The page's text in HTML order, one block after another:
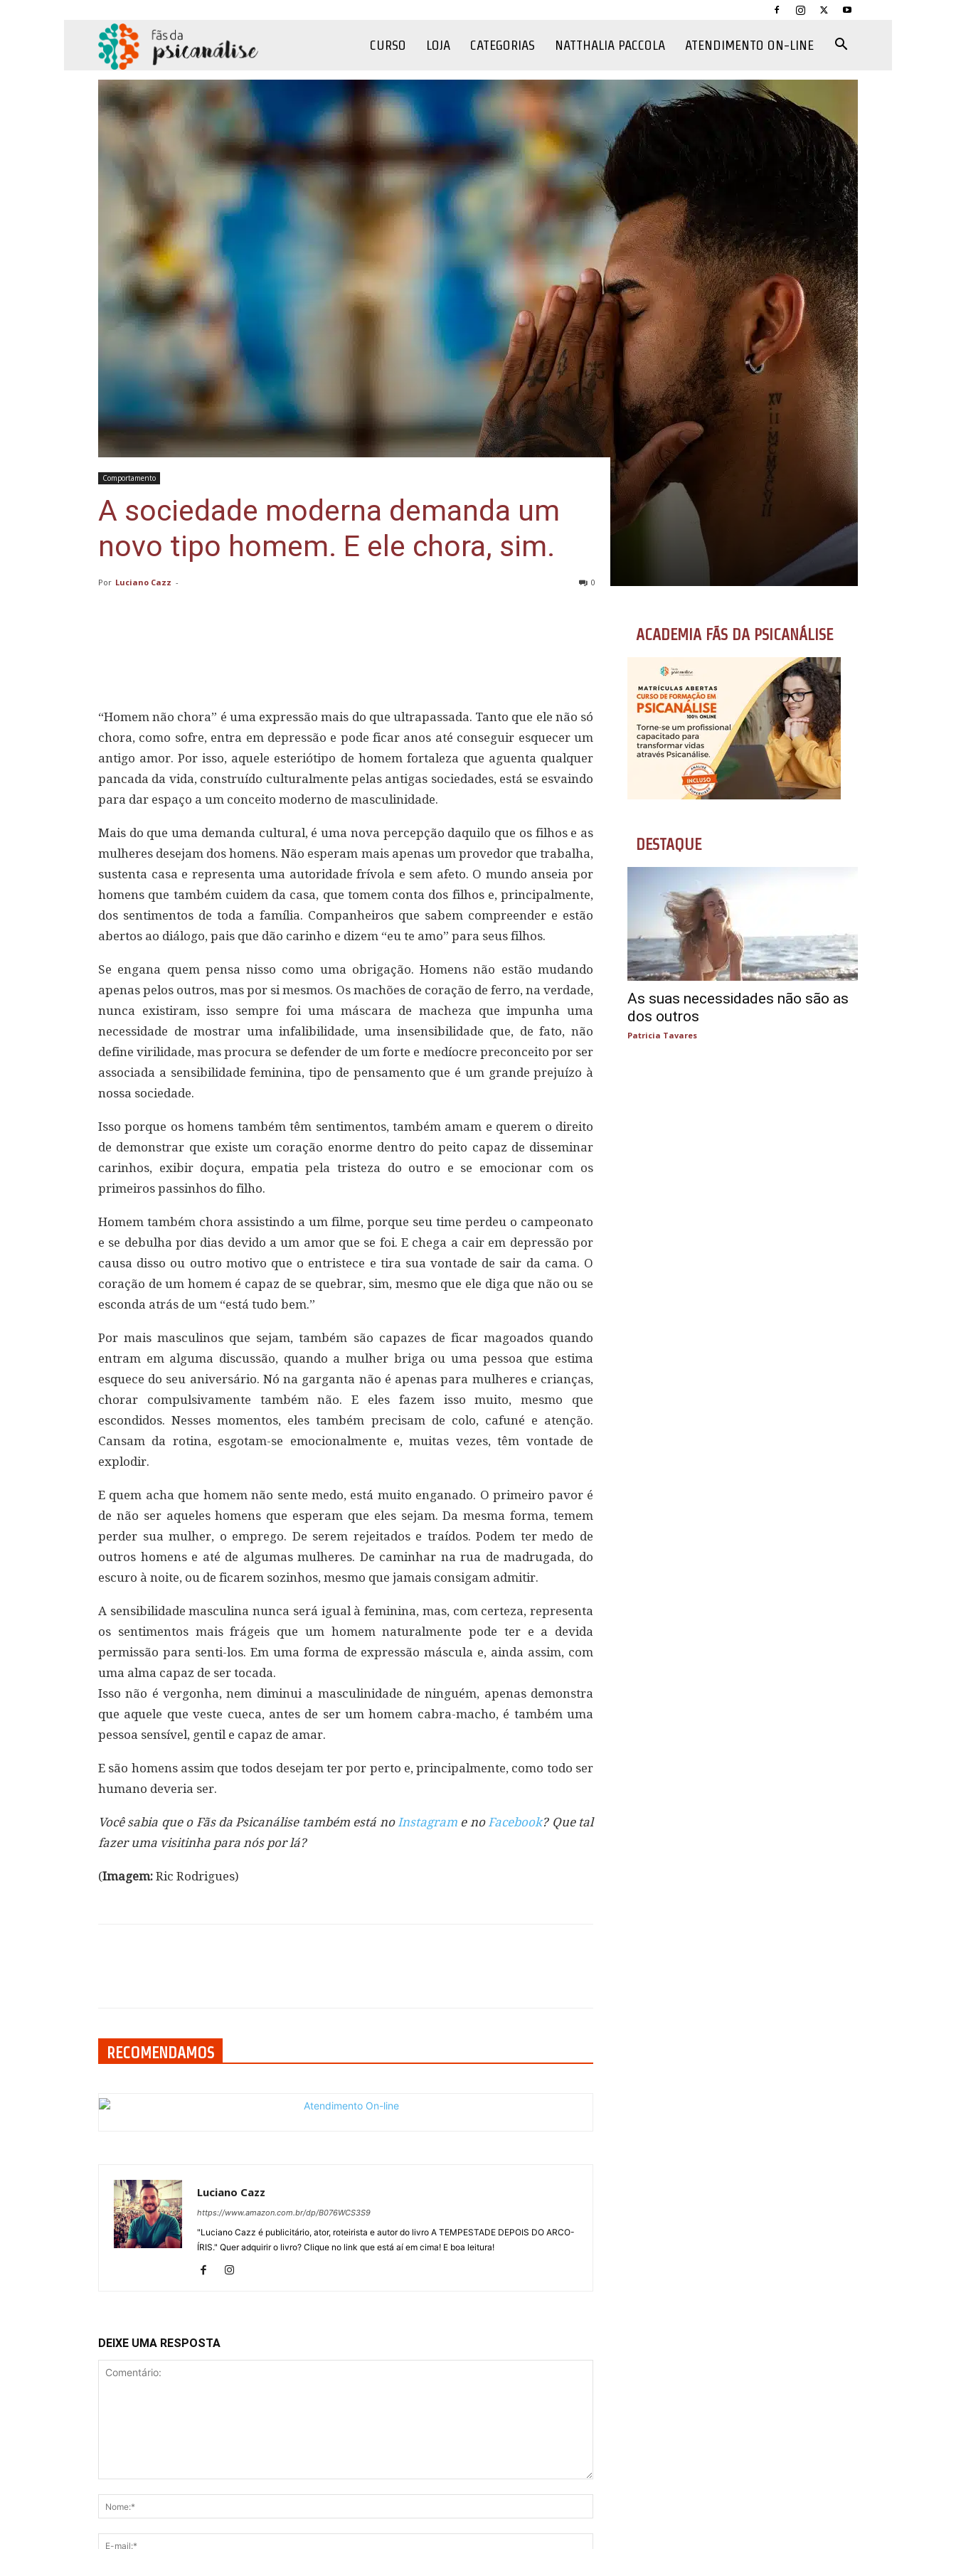
Psicanálise
CURSO LOJA CATEGORIAS NATTHALIA PACCOLA ATENDIMENTO ON-LINE
Comportamento
A sociedade moderna demanda um
novo tipo homem. E ele chora, sim.
Por Luciano Cazz - 0
“Homem não chora” é uma expressão mais do que ultrapassada. Tanto que ele não só
chora, como sofre, entra em depressão e pode ficar anos até conseguir esquecer um
antigo amor. Por isso, aquele esteriótipo de homem fortaleza que aguenta qualquer
pancada da vida, construído culturalmente pelas antigas sociedades, está se esvaindo
para dar espaço a um conceito moderno de masculinidade.
Mais do que uma demanda cultural, é uma nova percepção daquilo que os filhos e as
mulheres desejam dos homens. Não esperam mais apenas um provedor que trabalha,
sustenta casa e representa uma autoridade frívola e sem afeto. O mundo anseia por
homens que também cuidem da casa, que tomem conta dos filhos e, principalmente,
dos sentimentos de toda a família. Companheiros que sabem compreender e estão
abertos ao diálogo, pais que dão carinho e dizem “eu te amo” para seus filhos.
Se engana quem pensa nisso como uma obrigação. Homens não estão mudando
apenas pelos outros, mas por si mesmos. Os machões de coração de ferro, na verdade,
nunca existiram, isso sempre foi uma máscara de macheza que impunha uma
necessidade de mostrar uma infalibilidade, uma insensibilidade que, de fato, não
define virilidade, mas procura se defender de um forte e medíocre preconceito por ser
associada a sensibilidade feminina, tipo de pensamento que é um grande prejuízo à
nossa sociedade.
Isso porque os homens também têm sentimentos, também amam e querem o direito
de demonstrar que existe um coração enorme dentro do peito capaz de disseminar
carinhos, exibir doçura, empatia pela tristeza do outro e se emocionar com os
primeiros passinhos do filho.
Homem também chora assistindo a um filme, porque seu time perdeu o campeonato
e se debulha por dias devido a um amor que se foi. E chega a cair em depressão por
causa disso ou outro motivo que o entristece e tira sua vontade de sair da cama. O
coração de um homem é capaz de se quebrar, sim, mesmo que ele diga que não ou se
esconda atrás de um “está tudo bem.”
Por mais masculinos que sejam, também são capazes de ficar magoados quando
entram em alguma discussão, quando a mulher briga ou uma pessoa que estima
esquece do seu aniversário. Nó na garganta não é apenas para mulheres e crianças,
chorar compulsivamente também não. E eles fazem isso muito, mesmo que
escondidos. Nesses momentos, eles também precisam de colo, cafuné e atenção.
Cansam da rotina, esgotam-se emocionalmente e, muitas vezes, têm vontade de
explodir.
E quem acha que homem não sente medo, está muito enganado. O primeiro pavor é
de não ser aqueles homens que esperam que eles sejam. Da mesma forma, temem
perder sua mulher, o emprego. De serem rejeitados e traídos. Podem ter medo de
outros homens e até de algumas mulheres. De caminhar na rua de madrugada, do
escuro à noite, ou de ficarem sozinhos, mesmo que jamais consigam admitir.
A sensibilidade masculina nunca será igual à feminina, mas, com certeza, representa
os sentimentos mais frágeis que um homem naturalmente pode ter e a devida
permissão para senti-los. Em uma forma de expressão máscula e, ainda assim, com
uma alma capaz de ser tocada.
Isso não é vergonha, nem diminui a masculinidade de ninguém, apenas demonstra
que aquele que veste cueca, antes de ser um homem cabra-macho, é também uma
pessoa sensível, gentil e capaz de amar.
E são homens assim que todos desejam ter por perto e, principalmente, como todo ser
humano deveria ser.
Você sabia que o Fãs da Psicanálise também está noInstagram e noFacebook? Que tal
fazer uma visitinha para nós por lá?
(Imagem: Ric Rodrigues)
RECOMENDAMOS
Luciano Cazz
https://www.amazon.com.br/dp/B076WCS3S9
"Luciano Cazz é publicitário, ator, roteirista e autor do livro A TEMPESTADE DEPOIS DO ARCO-
ÍRIS." Quer adquirir o livro? Clique no link que está aí em cima! E boa leitura!
DEIXE UMA RESPOSTA
ACADEMIA FÃS DA PSICANÁLISE
DESTAQUE
As suas necessidades não são as
dos outros
Patricia Tavares